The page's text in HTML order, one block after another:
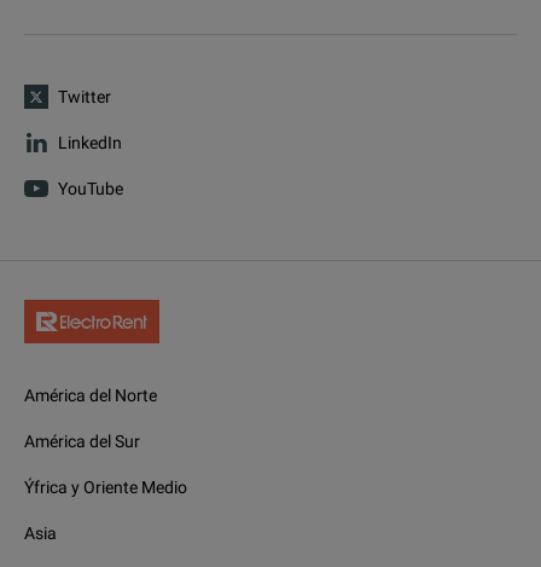
Twitter
LinkedIn
YouTube
América del Norte
América del Sur
Ýfrica y Oriente Medio
Asia